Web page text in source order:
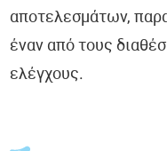
αποτελεσμάτων,
έναν από τους
ελέγχους.